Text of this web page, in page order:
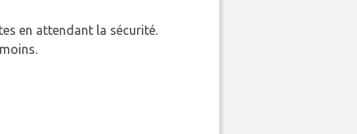
en attendant la sécurité.